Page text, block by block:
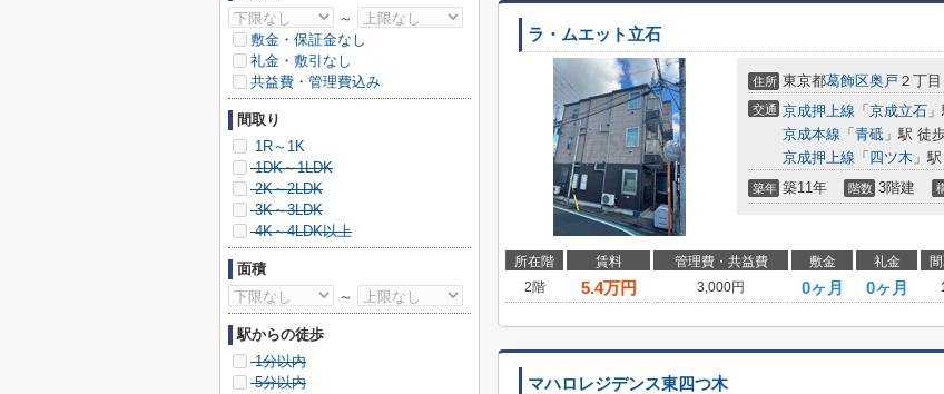
ラ・ムエット立石
住所 東京都葛飾区奥戸 ２丁目
交通 京成押上線 「 京成立石
京成本線 「 青砥 」駅 徒
京成押上線 「 四ツ木 」
築年 築11年 階数 3階建
所在階 賃料 管理費・共益費 敷金 礼金
2階
5.4万円 3,000円 0ヶ月 0ヶ月
マハロレジデンス東四つ木
～
敷金・保証金なし
礼金・敷引なし
共益費・管理費込み
間取り
1R～1K
1DK～1LDK
2K～2LDK
3K～3LDK
4K～4LDK以上
面積
～
駅からの徒歩
1分以内
5分以内